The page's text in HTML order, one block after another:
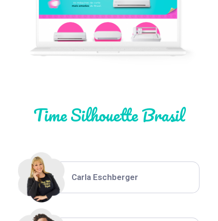
Time Silhouette Brasil
Léia Pastori
Thiara Ney
Carla Eschberger